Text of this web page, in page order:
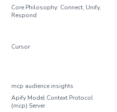
Core Philosophy: Connect, Unify,
Respond
Cursor
mcp audience insights
Apify Model Context Protocol
(mcp) Server